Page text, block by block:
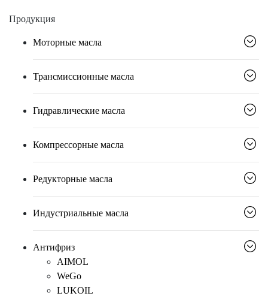
Продукция
Моторные масла
Трансмиссионные масла
Гидравлические масла
Компрессорные масла
Редукторные масла
Индустриальные масла
Антифриз
AIMOL
WeGo
LUKOIL